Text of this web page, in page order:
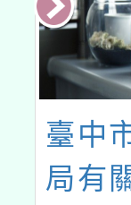
臺中
局有